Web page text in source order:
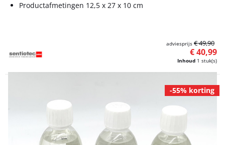
Productafmetingen 12,5 x 27 x 10 cm
Inhoud 1 stuk(s)
€ 40,99
adviesprijs € 49,90
-55% korting